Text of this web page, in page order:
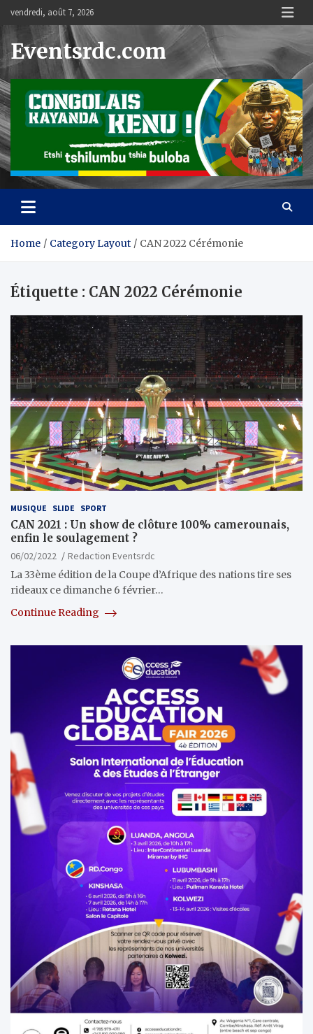
content
vendredi, août 7, 2026
Eventsrdc.com
Home Category Layout CAN 2022 Cérémonie
Étiquette : CAN 2022 Cérémonie
MUSIQUE SLIDE SPORT
CAN 2021 : Un show de clôture 100% camerounais,
enfin le soulagement ?
06/02/2022
Redaction Eventsrdc
La 33ème édition de la Coupe d’Afrique des nations tire ses
rideaux ce dimanche 6 février…
Continue Reading